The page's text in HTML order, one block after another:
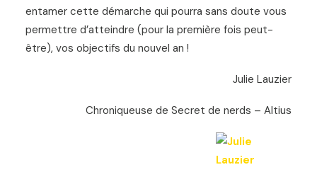
entamer cette démarche qui pourra sans doute vous
permettre d’atteindre (pour la première fois peut-
être), vos objectifs du nouvel an !
Julie Lauzier
Chroniqueuse de Secret de nerds – Altius